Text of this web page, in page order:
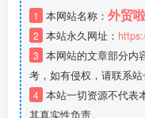
1 本网站名称： 外贸啦
2 本站永久网址：
3 本网站的文章部分内
考，如有侵权，请联系
4 本站一切资源不代表
其真实性负责。